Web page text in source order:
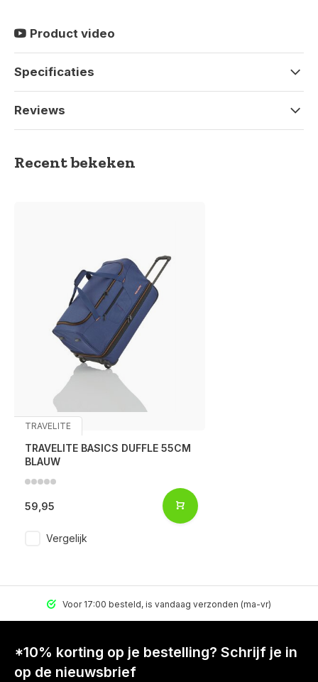
Product video
Specificaties
Reviews
Recent bekeken
TRAVELITE
TRAVELITE BASICS DUFFLE 55CM
BLAUW
59,95
Vergelijk
Voor 17:00 besteld, is vandaag verzonden (ma-vr)
*10% korting op je bestelling? Schrijf je in
op de nieuwsbrief